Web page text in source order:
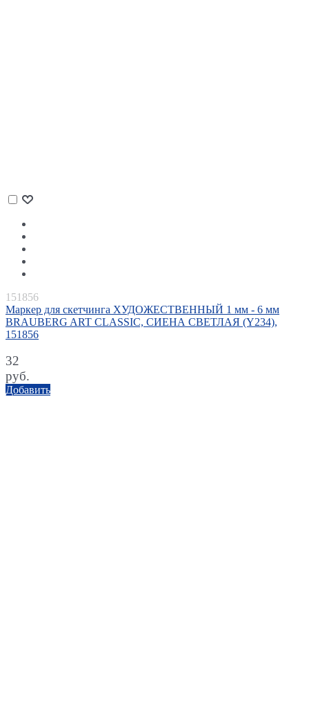
151856
Маркер для скетчинга ХУДОЖЕСТВЕННЫЙ 1 мм - 6 мм
BRAUBERG ART CLASSIC, СИЕНА СВЕТЛАЯ (Y234),
151856
32
руб.
Добавить